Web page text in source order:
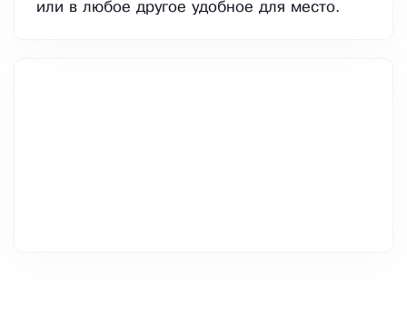
или в любое другое удобное для место.